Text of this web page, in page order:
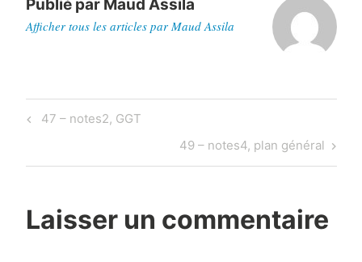
Publié par Maud Assila
Afficher tous les articles par Maud Assila
Navigation
Previous
47 – notes2, GGT
Next
Post
49 – notes4, plan général
Laisser un commentaire